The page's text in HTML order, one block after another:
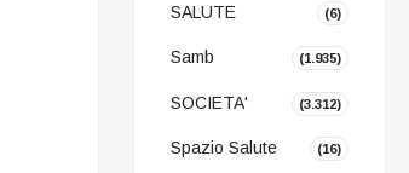
SALUTE (6)
Samb (1.935)
SOCIETA' (3.312)
Spazio Salute (16)